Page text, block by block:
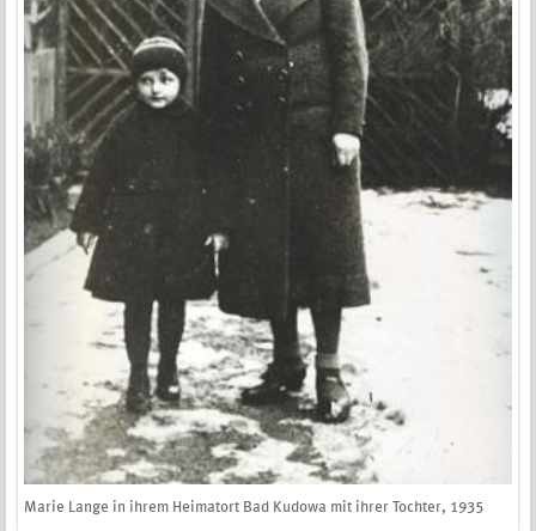
Marie Lange in ihrem Heimatort Bad Kudowa mit ihrer Tochter, 1935